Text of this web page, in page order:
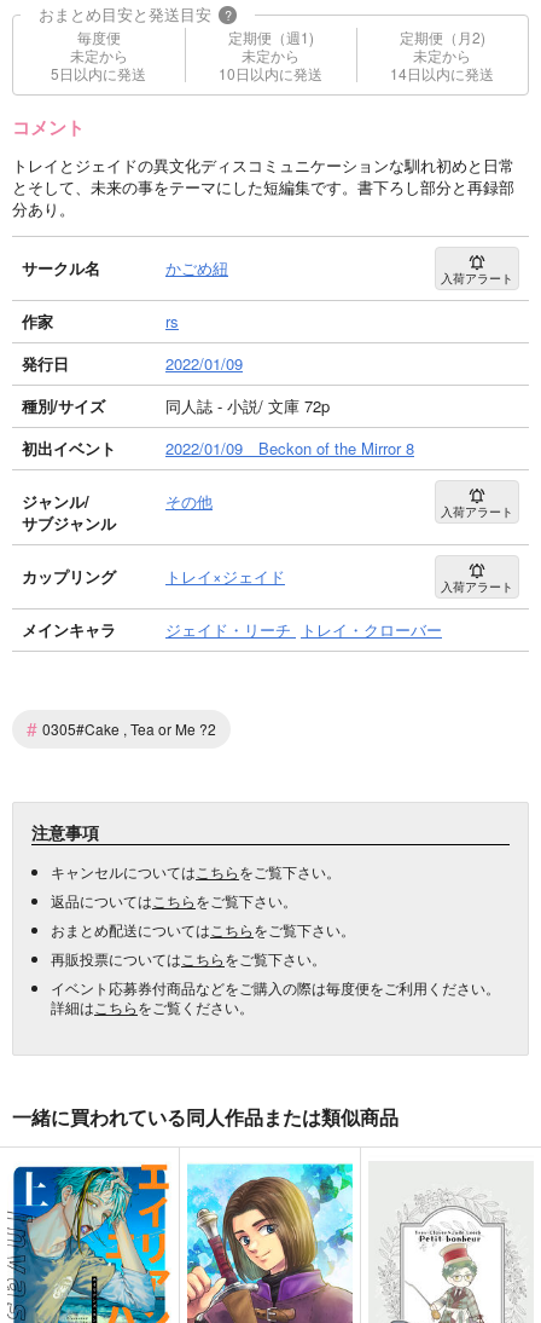
おまとめ目安と発送目安 ?
毎度便
未定から
5日以内に発送
定期便（週1)
未定から
10日以内に発送
定期便（月2)
未定から
14日以内に発送
コメント
トレイとジェイドの異文化ディスコミュニケーションな馴れ初めと日常
とそして、未来の事をテーマにした短編集です。書下ろし部分と再録部
分あり。
サークル名 かごめ紐 入荷アラート
作家
rs
発行日
2022/01/09
種別/サイズ
同人誌 - 小説/ 文庫 72p
初出イベント
2022/01/09 Beckon of the Mirror 8
ジャンル/
サブジャンル
その他 入荷アラート
カップリング トレイ×ジェイド 入荷アラート
メインキャラ ジェイド・リーチ トレイ・クローバー
# 0305#Cake , Tea or Me ?2
注意事項
キャンセルについては こちらをご覧下さい。
返品については こちらをご覧下さい。
おまとめ配送については こちらをご覧下さい。
再販投票については こちらをご覧下さい。
イベント応募券付商品などをご購入の際は毎度便をご利用ください。
詳細は こちらをご覧ください。
一緒に買われている同人作品または類似商品